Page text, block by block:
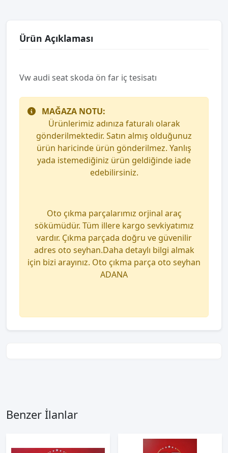
Ürün Açıklaması
Vw audi seat skoda ön far iç tesisatı
MAĞAZA NOTU:
Ürünlerimiz adınıza faturalı olarak
gönderilmektedir. Satın almış olduğunuz
ürün haricinde ürün gönderilmez. Yanlış
yada istemediğiniz ürün geldiğinde iade
edebilirsiniz.
Oto çıkma parçalarımız orjinal araç
sökümüdür. Tüm illere kargo sevkiyatımız
vardır. Çıkma parçada doğru ve güvenilir
adres oto seyhan.Daha detaylı bilgi almak
için bizi arayınız. Oto çıkma parça oto seyhan
ADANA
Benzer İlanlar